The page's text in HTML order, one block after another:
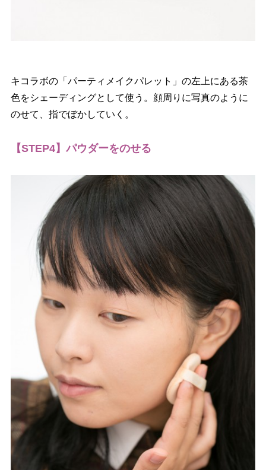
キコラボの「パーティメイクパレット」の左上にある茶
色をシェーディングとして使う。顔周りに写真のように
のせて、指でぼかしていく。
【STEP4】パウダーをのせる